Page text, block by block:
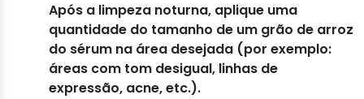
Após a limpeza noturna, aplique uma
quantidade do tamanho de um grão de arroz
do sérum na área desejada (por exemplo:
áreas com tom desigual, linhas de
expressão, acne, etc.).